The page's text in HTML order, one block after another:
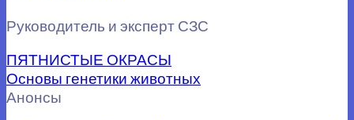
Руководитель и эксперт СЗС
ПЯТНИСТЫЕ ОКРАСЫ
Основы генетики животных
Анонсы